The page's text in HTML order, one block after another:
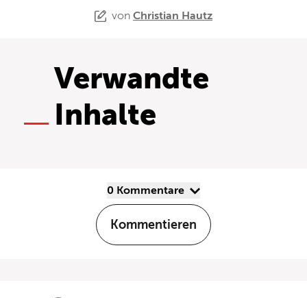
von Christian Hautz
Verwandte
Inhalte
0 Kommentare
Kommentieren